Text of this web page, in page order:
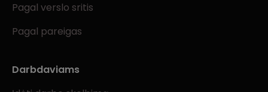
Pagal verslo sritis
Pagal pareigas
Darbdaviams